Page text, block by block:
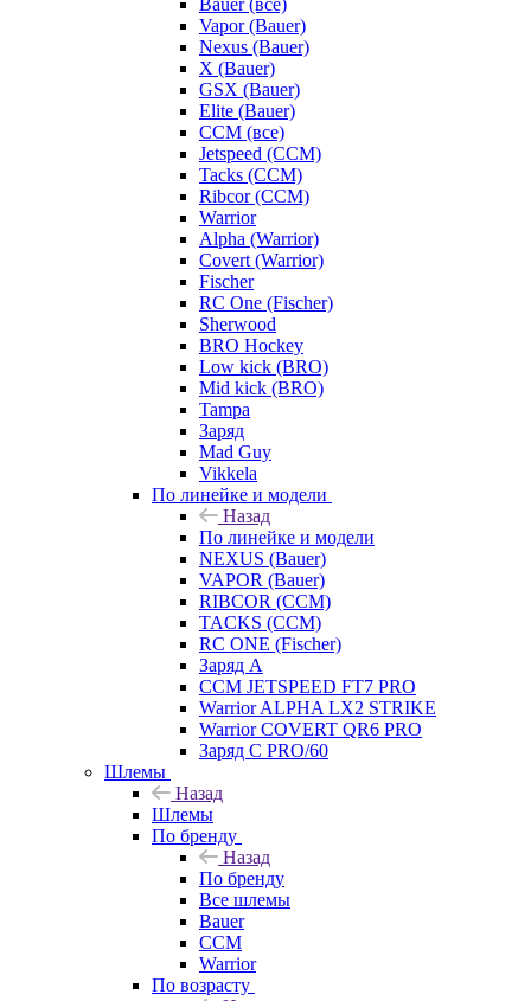
Bauer (все)
Vapor (Bauer)
Nexus (Bauer)
X (Bauer)
GSX (Bauer)
Elite (Bauer)
CCM (все)
Jetspeed (CCM)
Tacks (CCM)
Ribcor (CCM)
Warrior
Alpha (Warrior)
Covert (Warrior)
Fischer
RC One (Fischer)
Sherwood
BRO Hockey
Low kick (BRO)
Mid kick (BRO)
Tampa
Заряд
Mad Guy
Vikkela
По линейке и модели
Назад
По линейке и модели
NEXUS (Bauer)
VAPOR (Bauer)
RIBCOR (CCM)
TACKS (CCM)
RC ONE (Fischer)
Заряд А
CCM JETSPEED FT7 PRO
Warrior ALPHA LX2 STRIKE
Warrior COVERT QR6 PRO
Заряд С PRO/60
Шлемы
Назад
Шлемы
По бренду
Назад
По бренду
Все шлемы
Bauer
CCM
Warrior
По возрасту